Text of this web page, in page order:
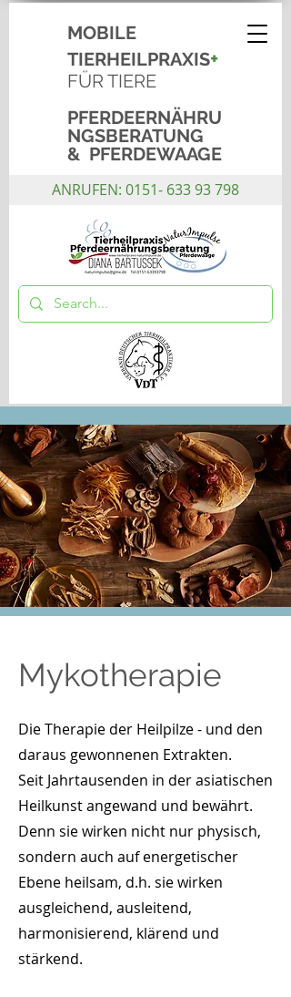
MOBILE
TIERHEILPRAXIS+
FÜR TIERE
PFERDEERNÄHRU
NGSBERATUNG
& PFERDEWAAGE
ANRUFEN: 0151- 633 93 798
Mykotherapie
Die Therapie der Heilpilze - und den
daraus gewonnenen Extrakten.
Seit Jahrtausenden in der asiatischen
Heilkunst angewand und bewährt.
Denn siewirken nicht nur physisch,
sondern auch auf energetischer
Ebene heilsam, d.h. sie wirken
ausgleichend, ausleitend,
harmonisierend, klärend und
stärkend.